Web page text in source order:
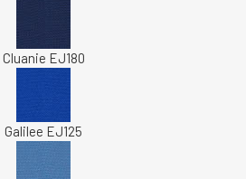
Cluanie EJ180
Galilee EJ125